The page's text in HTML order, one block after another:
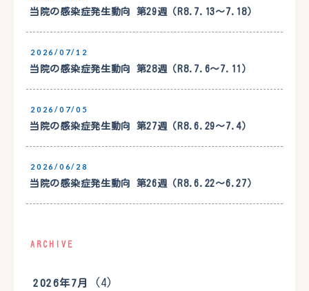
当院の感染症発生動向 第29週（R8.7.13〜7.18）
2026/07/12
当院の感染症発生動向 第28週（R8.7.6〜7.11）
2026/07/05
当院の感染症発生動向 第27週（R8.6.29〜7.4）
2026/06/28
当院の感染症発生動向 第26週（R8.6.22〜6.27）
ARCHIVE
2026年7月 (4)